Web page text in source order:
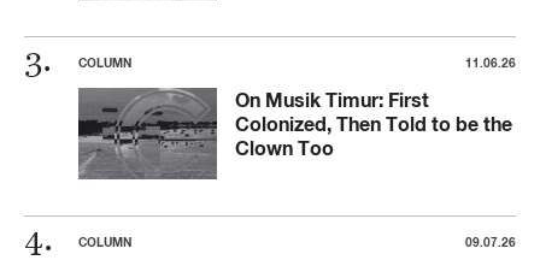
COLUMN 11.06.26
On Musik Timur: First
Colonized, Then Told to be the
Clown Too
COLUMN 09.07.26